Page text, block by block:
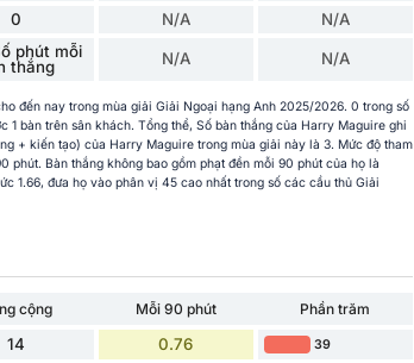
0 N/A N/A
phút mỗi
thắng
N/A N/A
đến nay trong mùa giải Giải Ngoại hạng Anh 2025/2026. 0 trong số
1 bàn trên sân khách. Tổng thể, Số bàn thắng của Harry Maguire ghi
+ kiến tạo) của Harry Maguire trong mùa giải này là 3. Mức độ tham
phút. Bàn thắng không bao gồm phạt đền mỗi 90 phút của họ là
1.66, đưa họ vào phân vị 45 cao nhất trong số các cầu thủ Giải
cộng Mỗi 90 phút
Phần trăm
14 0.76 39